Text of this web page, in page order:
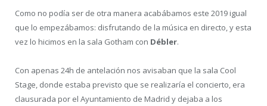
Como no podía ser de otra manera acabábamos este 2019 igual
que lo empezábamos: disfrutando de la música en directo, y esta
vez lo hicimos en la sala Gotham con Débler.
Con apenas 24h de antelación nos avisaban que la sala Cool
Stage, donde estaba previsto que se realizaría el concierto, era
clausurada por el Ayuntamiento de Madrid y dejaba a los